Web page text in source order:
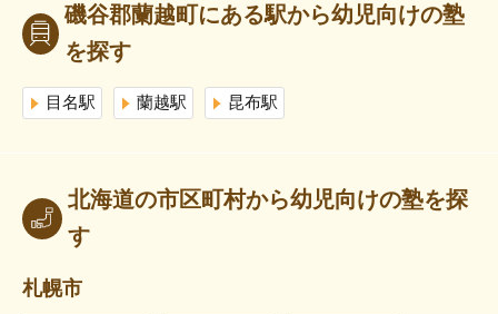
磯谷郡蘭越町にある駅から幼児向けの塾
を探す
目名駅 蘭越駅 昆布駅
北海道の市区町村から幼児向けの塾を探
す
札幌市